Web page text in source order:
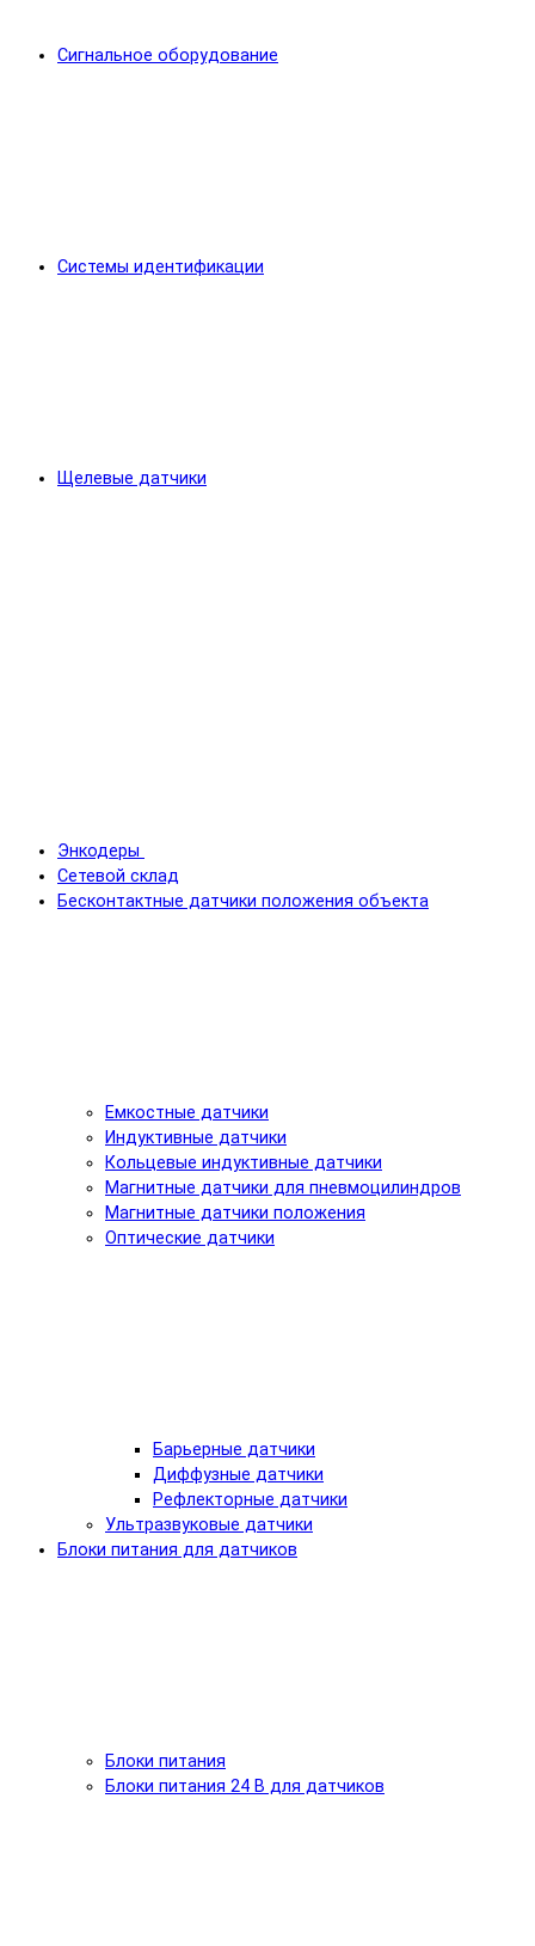
Сигнальное оборудование
Системы идентификации
Щелевые датчики
Энкодеры
Сетевой склад
Бесконтактные датчики положения объекта
Емкостные датчики
Индуктивные датчики
Кольцевые индуктивные датчики
Магнитные датчики для пневмоцилиндров
Магнитные датчики положения
Оптические датчики
Барьерные датчики
Диффузные датчики
Рефлекторные датчики
Ультразвуковые датчики
Блоки питания для датчиков
Блоки питания
Блоки питания 24 В для датчиков